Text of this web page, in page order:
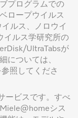
プログラムでの
ロープウイルス
ルス、ノロウイ
イルス学研究所の
UltraTabsが
については、
照してくださ
ービスです。すべ
シス